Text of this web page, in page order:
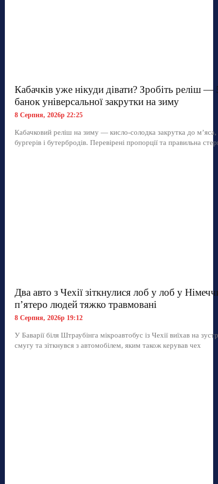
Кабачків уже нікуди дівати? Зробіть реліш —
банок універсальної закрутки на зиму
8 Серпня, 2026р 22:25
Кабачковий реліш на зиму — кисло-солодка закрутка до м’яса,
бургерів і бутербродів. Перевірені пропорції та правильна
Два авто з Чехії зіткнулися лоб у лоб у
п’ятеро людей тяжко травмовані
8 Серпня, 2026р 19:12
У Баварії біля Штраубінга мікроавтобус із Чехії виїхав на
смугу та зіткнувся з автомобілем, яким також керував чех